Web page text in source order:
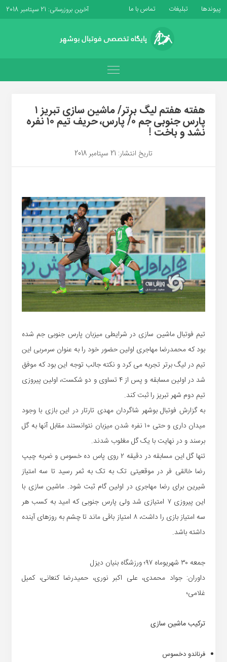
پیوندها تبلیغات تماس با ما آخرین بروزرسانی: 21 سپتامبر 2018
هفته هفتم لیگ برتر/ ماشین سازی تبریز ۱
پارس جنوبی جم ۰/ پارس، حریف تیم ۱۰ نفره
نشد و باخت !
تاریخ انتشار: 21 سپتامبر 2018
تیم فوتبال ماشین سازی در شرایطی میزبان پارس جنوبی جم شده
بود که محمدرضا مهاجری اولین حضور خود را به عنوان سرمربی این
تیم در لیگ برتر تجربه می کرد و نکته جالب توجه این بود که موفق
شد در اولین مسابقه و پس از ۴ تساوی و دو شکست، اولین پیروزی
تیم دوم شهر تبریز را ثبت کند.
به گزارش فوتبال بوشهر شاگردان مهدی تارتار در این بازی با وجود
میدان داری و حتی ۱۰ نفره شدن میزبان نتوانستند مقابل آنها به گل
برسند و در نهایت با یک گل مغلوب شدند.
تنها گل این مسابقه در دقیقه ۲ روی پاس ده خسوس و ضربه چیپ
رضا خالقی فر در موقعیتی تک به تک به ثمر رسید تا سه امتیاز
شیرین برای رضا مهاجری در اولین گام ثبت شود. ماشین سازی با
این پیروزی ۷ امتیازی شد ولی پارس جنوبی که امید به کسب هر
سه امتیاز بازی را داشت، ۸ امتیاز باقی ماند تا چشم به روزهای آینده
داشته باشد.
جمعه ۳۰ شهریوماه ۹۷؛ ورزشگاه بنیان دیزل
داوران: جواد محمدی، علی اکبر نوری، حمیدرضا کنعانی، کمیل
غلامی؛
ترکیب ماشین سازی
فرناندو دخسوس